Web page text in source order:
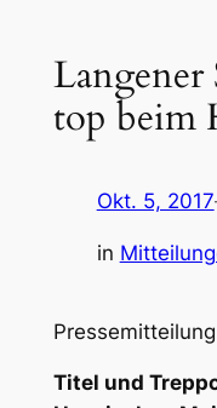
Langener
top beim
Okt. 5, 2017
in
Titel und